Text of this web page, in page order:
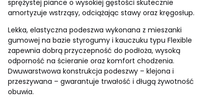
sprężystej piance o wysokiej gęstości skutecznie
amortyzuje wstrząsy, odciążając stawy oraz kręgosłup.
Lekka, elastyczna podeszwa wykonana z mieszanki
gumowej na bazie styrogumy i kauczuku typu Flexible
zapewnia dobrą przyczepność do podłoża, wysoką
odporność na ścieranie oraz komfort chodzenia.
Dwuwarstwowa konstrukcja podeszwy – klejona i
przeszywana – gwarantuje trwałość i długą żywotność
obuwia.